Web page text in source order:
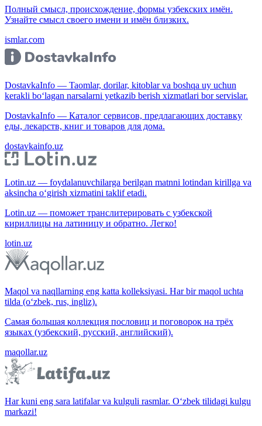
Полный смысл, происхождение, формы узбекских имён.
Узнайте смысл своего имени и имён близких.
ismlar.com
DostavkaInfo — Taomlar, dorilar, kitoblar va boshqa uy uchun
kerakli bo‘lagan narsalarni yetkazib berish xizmatlari bor servislar.
DostavkaInfo — Каталог сервисов, предлагающих доставку
еды, лекарств, книг и товаров для дома.
dostavkainfo.uz
Lotin.uz — foydalanuvchilarga berilgan matnni lotindan kirillga va
aksincha o‘girish xizmatini taklif etadi.
Lotin.uz — поможет транслитерировать с узбекской
кириллицы на латиницу и обратно. Легко!
lotin.uz
Maqol va naqllarning eng katta kolleksiyasi. Har bir maqol uchta
tilda (o‘zbek, rus, ingliz).
Самая большая коллекция пословиц и поговорок на трёх
языках (узбекский, русский, английский).
maqollar.uz
Har kuni eng sara latifalar va kulguli rasmlar. O‘zbek tilidagi kulgu
markazi!